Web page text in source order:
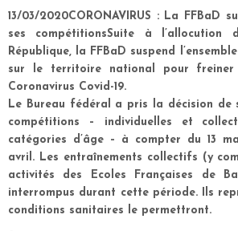
13/03/2020CORONAVIRUS : La FFBaD
ses compétitionsSuite à
République, la FFBaD suspend
sur le territoire national pour
Coronavirus Covid-19.
Le Bureau fédéral a pris la décision de
compétitions – individuelles et
catégories d’âge – à compter du 13
avril. Les entraînements collectifs (y
activités des Ecoles Françaises de
interrompus durant cette période. Ils
conditions sanitaires le permettront.